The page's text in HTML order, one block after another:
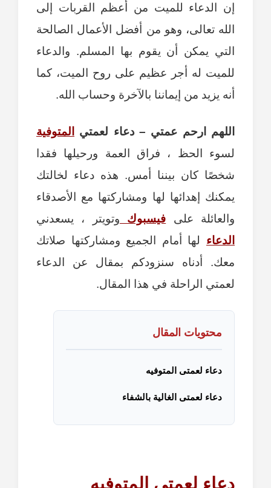
إن الدعاء للميت من أعظم القربات إلى
الله تعالى، وهو من أفضل الأعمال الصالحة
التي يمكن أن يقوم بها المسلم. والدعاء
للميت له أجر عظيم على روح الميت، كما
أنه يزيد من إيماننا بالآخرة وحساب الله.
اللهم ارحم عمتي – دعاء لعمتي
المتوفية
لسوء الحظ ، فراق العمة ورحيلها فقدا
شخصًا كان بيننا أمس. هذه دعاء لخالتك
يمكنك إهدائها لها ومشاركتها مع الأصدقاء
والعائلة على فيسبوك وتويتر ، يسعدني
الدعاء لها أمام الجميع ومشاركتها صلاتك
معك. أدناه سنزودكم بمقال عن الدعاء
لعمتي الراحلة في هذا المقال.
محتويات المقال
دعاء لعمتى المتوفيه
دعاء لعمتى الغالية بالشفاء
دعاء لعمتى المتوفيه